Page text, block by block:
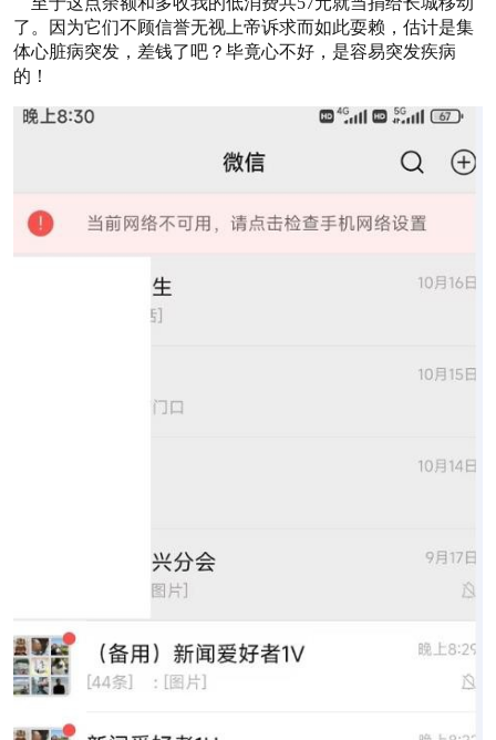
了。因为它们不顾信誉无视上帝诉求而如此耍赖，估计是集
体心脏病突发，差钱了吧？毕竟心不好，是容易突发疾病
的！